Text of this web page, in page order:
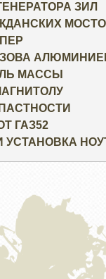
ЗИЛ
МАССЫ
ГАЗ52
УСТАНОВКА